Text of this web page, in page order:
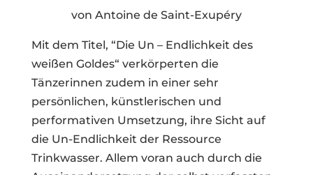
von Antoine de Saint-Exupéry
Mit dem Titel, “Die Un – Endlichkeit des
weißen Goldes“ verkörperten die
Tänzerinnen zudem in einer sehr
persönlichen, künstlerischen und
performativen Umsetzung, ihre Sicht auf
die Un-Endlichkeit der Ressource
Trinkwasser. Allem voran auch durch die